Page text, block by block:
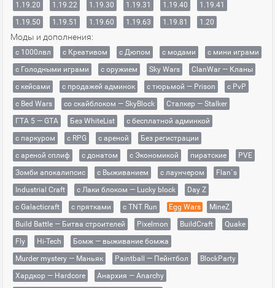
1.19.20
1.19.22 1.19.30 1.19.31 1.19.40
1.19.41
1.19.50
1.19.51 1.19.60 1.19.63 1.19.81 1.20
Моды и дополнения:
с 1000лвл c Креативом с Дюпом с модами
с мини играми
с Голодными играми
с оружием Sky Wars
ClanWar — Кланы
с кейсами
с продажей админок с тюрьмой — Prison
с PvP
с Bed Wars
со скайблоком — SkyBlock
Сталкер — Stalker
ГТА 5 — GTA
Без WhiteList
с бесплатной админкой
с паркуром
с RPG с ареной
Без регистрации
с ареной сплиф
с донатом с Экономикой пиратские
PVE
Зомби апокалипсис
с Выживанием с лаунчером
Flan`s
Industrial Craft
с Лаки блоком — Lucky block
Day Z
с Galacticraft
с прятками с TNT Run Egg Wars
MineZ
Build Battle — Битва строителей
Pixelmon BuildCraft
Quake
Fly
Hi-Tech
Бомж — выживание бомжа
Murder mystery — Маньяк
Paintball — Пейнтбол
BlockParty
Хардкор — Hardcore
Анархия — Anarchy